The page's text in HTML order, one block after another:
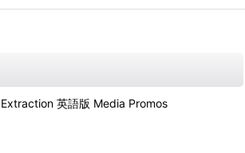
英語版 Media Promos